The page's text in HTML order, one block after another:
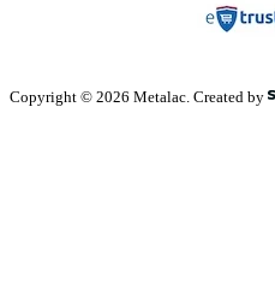
Copyright © 2026 Metalac. Created by